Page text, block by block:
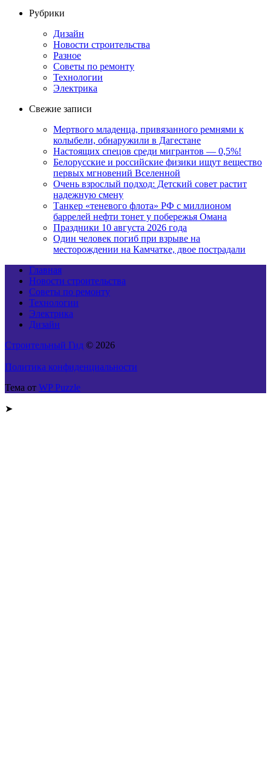
Рубрики
Дизайн
Новости строительства
Разное
Советы по ремонту
Технологии
Электрика
Свежие записи
Мертвого младенца, привязанного ремнями к
колыбели, обнаружили в Дагестане
Настоящих спецов среди мигрантов — 0,5%!
Белорусские и российские физики ищут вещество
первых мгновений Вселенной
Очень взрослый подход: Детский совет растит
надежную смену
Танкер «теневого флота» РФ с миллионом
баррелей нефти тонет у побережья Омана
Праздники 10 августа 2026 года
Один человек погиб при взрыве на
месторождении на Камчатке, двое пострадали
Главная
Новости строительства
Советы по ремонту
Технологии
Электрика
Дизайн
Строительный Гид © 2026
Политика конфиденциальности
Тема от WP Puzzle
➤